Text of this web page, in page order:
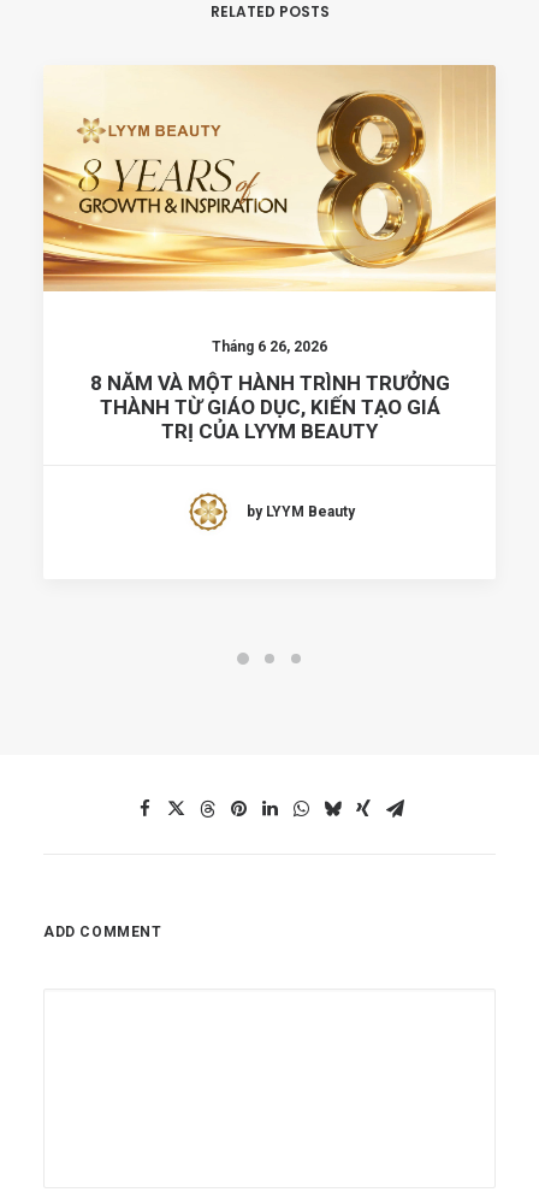
RELATED POSTS
Tháng 6 26, 2026
8 NĂM VÀ MỘT HÀNH TRÌNH TRƯỞNG
THÀNH TỪ GIÁO DỤC, KIẾN TẠO GIÁ
TRỊ CỦA LYYM BEAUTY
by LYYM Beauty
ADD COMMENT